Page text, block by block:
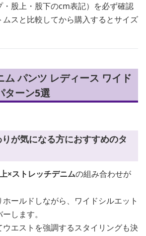
・股上・股下のcm表記）を必ず確認
ムスと比較してから購入するとサイズ
ム パンツ レディース ワイド
ターン5選
が気になる方におすすめのタ
×ストレッチデニムの組み合わせが
ールドしながら、ワイドシルエット
します。
ウエストを強調するスタイリングも決